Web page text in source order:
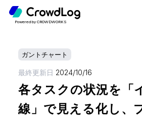
Powered by CROWDWORKS
ガントチャート
最終更新日 2024/10/16
各タスクの状況を「
線」で見える化し、